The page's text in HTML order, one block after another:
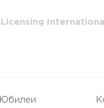
Licensing International
Юбилеи